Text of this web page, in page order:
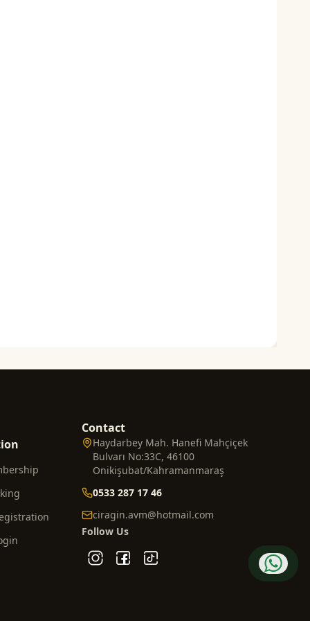
Contact
Haydarbey Mah. Hanefi Mahçiçek
Bulvarı No:33C, 46100
Onikişubat/Kahramanmaraş
0533 287 17 46
ciragin.avm@hotmail.com
Follow Us